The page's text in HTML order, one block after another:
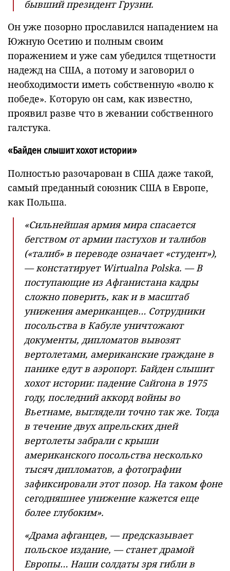
бывший президент Грузии.
Он уже позорно прославился нападением на
Южную Осетию и полным своим
поражением и уже сам убедился тщетности
надежд на США, а потому и заговорил о
необходимости иметь собственную «волю к
победе». Которую он сам, как известно,
проявил разве что в жевании собственного
галстука.
«Байден слышит хохот истории»
Полностью разочарован в США даже такой,
самый преданный союзник США в Европе,
как Польша.
«Сильнейшая армия мира спасается
бегством от армии пастухов и талибов
(«талиб» в переводе означает «студент»),
— констатирует Wirtualna Polska. — В
поступающие из Афганистана кадры
сложно поверить, как и в масштаб
унижения американцев… Сотрудники
посольства в Кабуле уничтожают
документы, дипломатов вывозят
вертолетами, американские граждане в
панике едут в аэропорт. Байден слышит
хохот истории: падение Сайгона в 1975
году, последний аккорд войны во
Вьетнаме, выглядели точно так же. Тогда
в течение двух апрельских дней
вертолеты забрали с крыши
американского посольства несколько
тысяч дипломатов, а фотографии
зафиксировали этот позор. На таком фоне
сегодняшнее унижение кажется еще
более глубоким».
«Драма афганцев, — предсказывает
польское издание, — станет драмой
Европы… Наши солдаты зря гибли в